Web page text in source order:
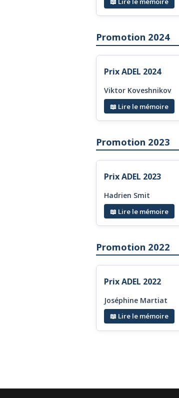
Promotion 2024
Prix ADEL 2024
Viktor Koveshnikov
📖 Lire le mémoire
Promotion 2023
Prix ADEL 2023
Hadrien Smit
📖 Lire le mémoire
Promotion 2022
Prix ADEL 2022
Joséphine Martiat
📖 Lire le mémoire